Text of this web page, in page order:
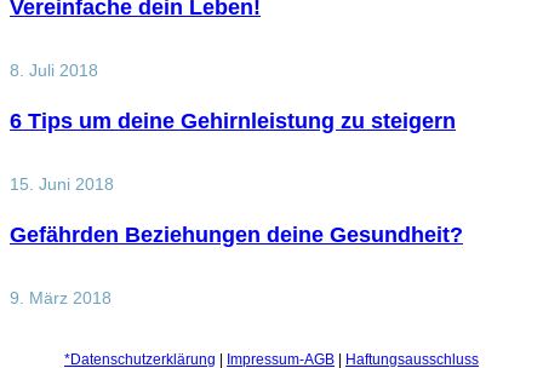
Vereinfache dein Leben!
8. Juli 2018
6 Tips um deine Gehirnleistung zu steigern
15. Juni 2018
Gefährden Beziehungen deine Gesundheit?
9. März 2018
*Datenschutzerklärung Impressum-AGB Haftungsausschluss